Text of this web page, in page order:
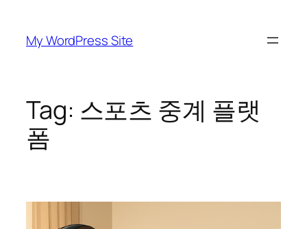
content
My WordPress Site
Tag: 스포츠 중계 플랫
폼